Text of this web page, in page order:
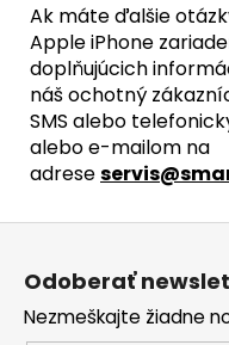
Ak máte ďalšie
Apple iPhone
doplňujúcich
náš ochotný
SMS alebo
alebo e-mailom na
adrese
Z
Odoberať
Nezmeškajte žiadne